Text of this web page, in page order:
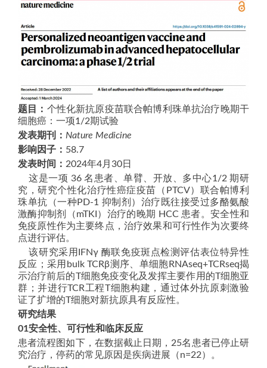
题目： 个性化新抗原疫苗联合帕博利珠单抗治疗晚期干
细胞癌：一项1/2期试验
发表期刊： Nature Medicine
影响因子： 58.7
发表时间： 2024年4月30日
这是一项 36 名患者、单臂、开放、多中心1/2 期研
究，研究个性化治疗性癌症疫苗（PTCV）联合帕博利
珠单抗（一种PD-1 抑制剂）治疗既往接受过多酪氨酸
激酶抑制剂（mTKI）治疗的晚期 HCC 患者。安全性和
免疫原性作为主要终点，治疗效果和可行性作为次要终
点进行评估。
该研究采用IFNγ 酶联免疫斑点检测评估表位特异性
反应；采用bulk TCRβ测序、单细胞RNAseq+TCRseq揭
示治疗前后的T细胞免疫变化及发挥主要作用的T细胞亚
群；并进行TCR工程T细胞构建，通过体外抗原刺激验
证了扩增的T细胞对新抗原具有反应性。
研究结果
01安全性、可行性和临床反应
患者流程图如下，在数据截止日期，25名患者已停止研
究治疗，停药的常见原因是疾病进展（n=22）。